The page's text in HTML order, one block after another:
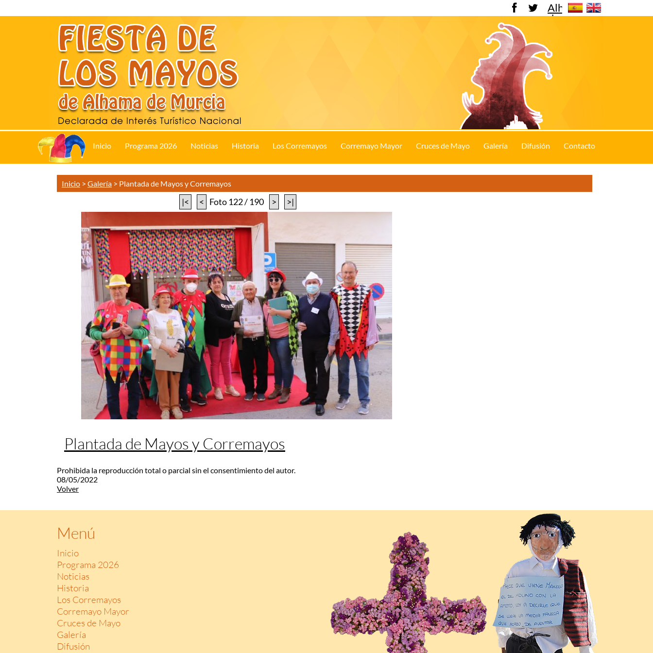
Alhama
de
Inicio Programa 2026 Noticias Historia Los Corremayos Corremayo Mayor Cruces de Mayo Galería Difusión Contacto
Inicio > Galería > Plantada de Mayos y Corremayos
|< < Foto 122 / 190 > >|
Plantada de Mayos y Corremayos
Prohibida la reproducción total o parcial sin el consentimiento del autor.
08/05/2022
Volver
Menú
Inicio
Programa 2026
Noticias
Historia
Los Corremayos
Corremayo Mayor
Cruces de Mayo
Galería
Difusión